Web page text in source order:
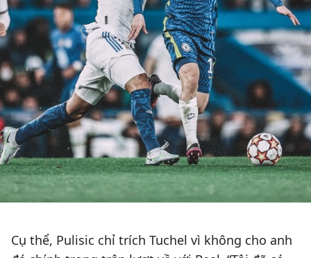
Cụ thể, Pulisic chỉ trích Tuchel vì không cho anh